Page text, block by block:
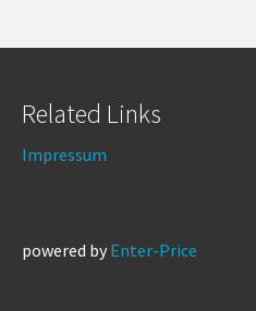
Related Links
Impressum
powered by Enter-Price